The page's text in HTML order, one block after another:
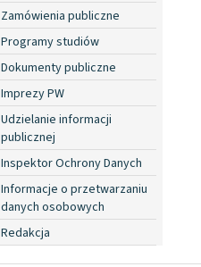
Zamówienia publiczne
Programy studiów
Dokumenty publiczne
Imprezy PW
Udzielanie informacji
publicznej
Inspektor Ochrony Danych
Informacje o przetwarzaniu
danych osobowych
Redakcja